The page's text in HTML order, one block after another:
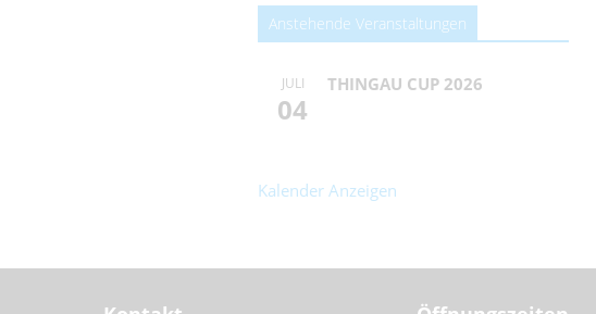
Anstehende Veranstaltungen
JULI
04
THINGAU CUP 2026
Kalender Anzeigen